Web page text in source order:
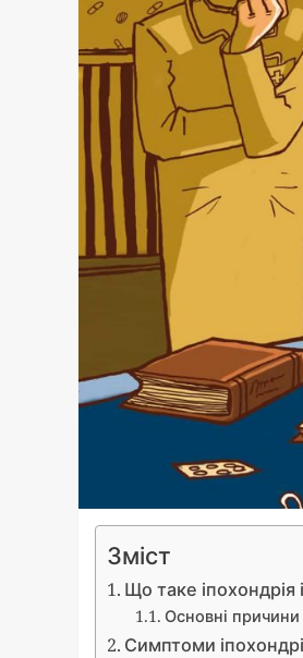
Зміст
Що таке іпохондрія
Основні причини
Симптоми